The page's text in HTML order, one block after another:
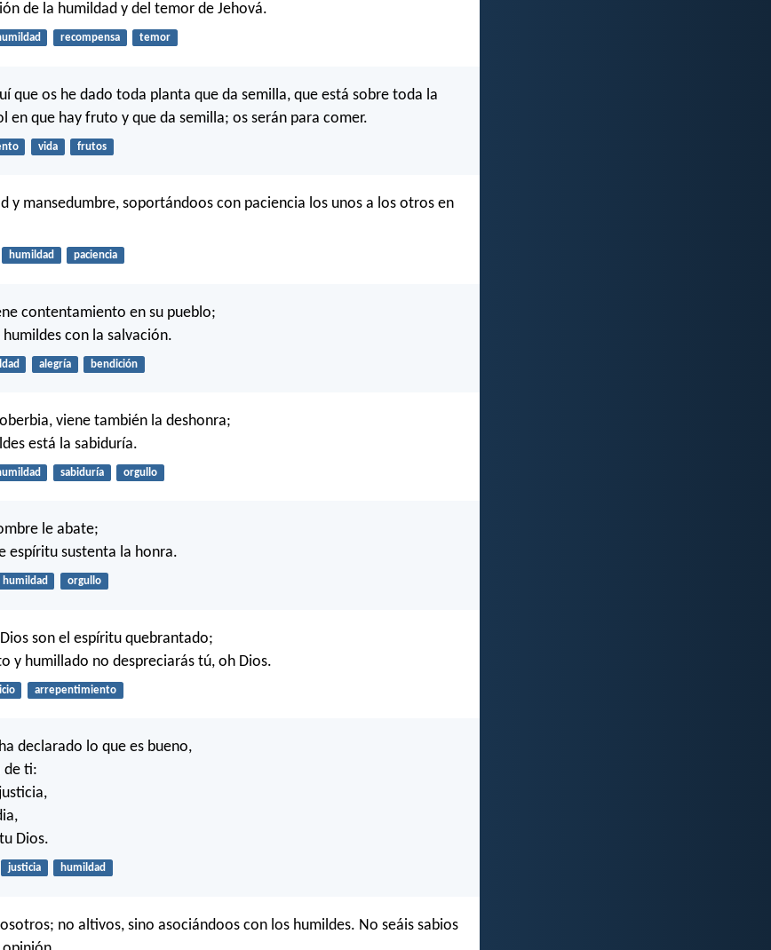
de la humildad y del temor de Jehová.
recompensa temor
que os he dado toda planta que da semilla, que está sobre toda la
en que hay fruto y que da semilla; os serán para comer.
vida frutos
y mansedumbre, soportándoos con paciencia los unos a los otros en
humildad paciencia
contentamiento en su pueblo;
con la salvación.
alegría bendición
viene también la deshonra;
está la sabiduría.
sabiduría orgullo
le abate;
espíritu sustenta la honra.
humildad orgullo
son el espíritu quebrantado;
y humillado no despreciarás tú, oh Dios.
arrepentimiento
declarado lo que es bueno,
de ti:
Dios.
justicia humildad
no altivos, sino asociándoos con los humildes. No seáis sabios